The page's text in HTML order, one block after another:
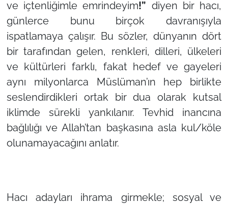
ve içtenliğimle emrindeyim!” diyen bir hacı,
günlerce bunu birçok davranışıyla
ispatlamaya çalışır. Bu sözler, dünyanın dört
bir tarafından gelen, renkleri, dilleri, ülkeleri
ve kültürleri farklı, fakat hedef ve gayeleri
aynı milyonlarca Müslüman’ın hep birlikte
seslendirdikleri ortak bir dua olarak kutsal
iklimde sürekli yankılanır. Tevhid inancına
bağlılığı ve Allah’tan başkasına asla kul/köle
olunamayacağını anlatır.
Hacı adayları ihrama girmekle; sosyal ve